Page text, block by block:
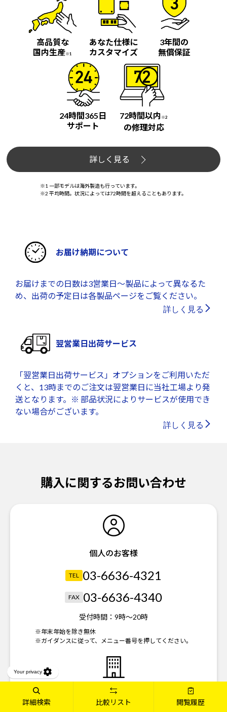
高品質な
国内生産※1
あなた仕様に
カスタマイズ
3年間の
無償保証
24時間365日
サポート
72時間以内 ※2
の修理対応
詳しく見る
※1 一部モデルは海外製造も行っています。
※2 平均時間。状況によっては72時間を超えることもあります。
お届け納期について
お届けまでの日数は3営業日～製品によって異なるた
め、出荷の予定日は各製品ページをご覧ください。
詳しく見る
翌営業日出荷サービス
「翌営業日出荷サービス」オプションをご利用いただ
くと、13時までのご注文は翌営業日に当社工場より発
送となります。※ 部品状況によりサービスが使用でき
ない場合がございます。
詳しく見る
購入に関するお問い合わせ
個人のお客様
TEL 03-6636-4321
FAX 03-6636-4340
受付時間： 9時～20時
※年末年始を除き無休
※ガイダンスに従って、メニュー番号を押してください。
法人のお客様
詳細検索 比較リスト 閲覧履歴